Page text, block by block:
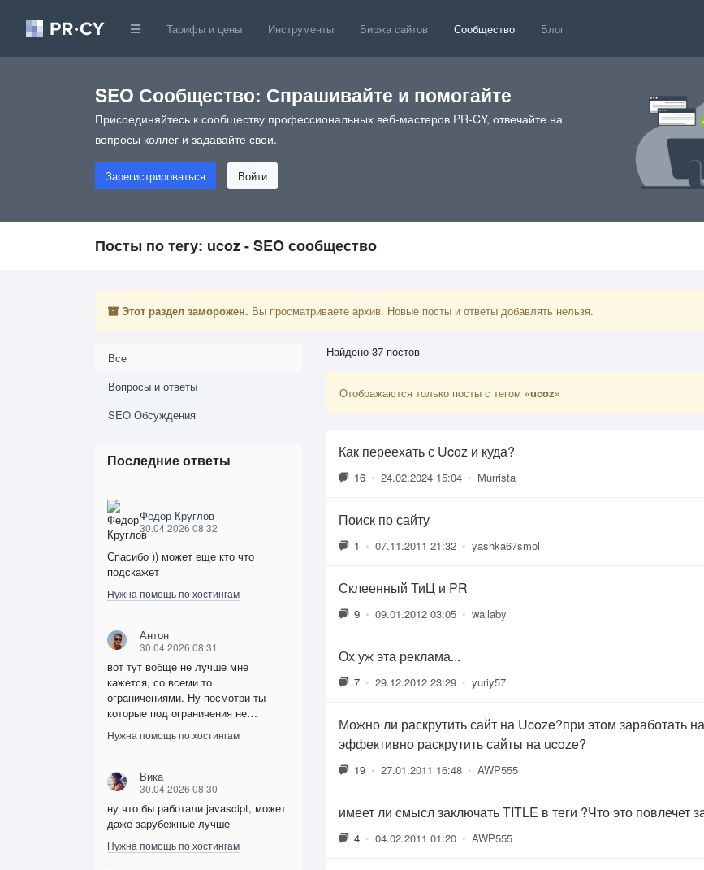
Тарифы и цены Инструменты Биржа сайтов Сообщество Блог
SEO Сообщество: Спрашивайте и помогайте
Присоединяйтесь к сообществу профессиональных веб-мастеров PR-CY, отвечайте на
вопросы коллег и задавайте свои.
Зарегистрироваться Войти
Посты по тегу: ucoz - SEO сообщество
Этот раздел заморожен. Вы просматриваете архив. Новые посты и ответы добавлять нельзя.
Все
Вопросы и ответы
SEO Обсуждения
Последние ответы
Федор Круглов
30.04.2026 08:32
Спасибо )) может еще кто что
подскажет
Нужна помощь по хостингам
Антон
30.04.2026 08:31
вот тут вобще не лучше мне
кажется, со всеми то
ограничениями. Ну посмотри ты
которые под ограничения не…
Нужна помощь по хостингам
Вика
30.04.2026 08:30
ну что бы работали javascipt, может
даже зарубежные лучше
Нужна помощь по хостингам
Найдено 37 постов
Отображаются только посты с тегом «ucoz»
Как переехать с Ucoz и куда?
16 • 24.02.2024 15:04 • Murrista
Поиск по сайту
1 • 07.11.2011 21:32 • yashka67smol
Склеенный ТиЦ и PR
9 • 09.01.2012 03:05 • wallaby
Ох уж эта реклама...
7 • 29.12.2012 23:29 • yuriy57
Можно ли раскрутить сайт на Ucoze?при этом заработать
эффективно раскрутить сайты на ucoze?
19 • 27.01.2011 16:48 • AWP555
имеет ли смысл заключать TITLE в теги ?Что это повлечет
4 • 04.02.2011 01:20 • AWP555